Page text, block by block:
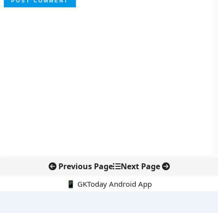
Previous Page Next Page
📱 GKToday Android App